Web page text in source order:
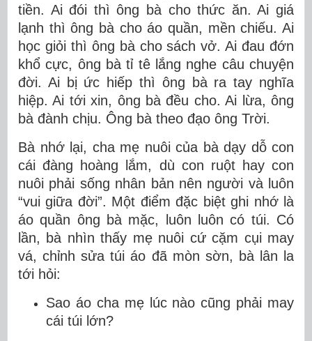
tiền. Ai đói thì ông bà cho thức ăn. Ai giá
lạnh thì ông bà cho áo quần, mền chiếu. Ai
học giỏi thì ông bà cho sách vở. Ai đau đớn
khổ cực, ông bà tỉ tê lắng nghe câu chuyện
đời. Ai bị ức hiếp thì ông bà ra tay nghĩa
hiệp. Ai tới xin, ông bà đều cho. Ai lừa, ông
bà đành chịu. Ông bà theo đạo ông Trời.
Bà nhớ lại, cha mẹ nuôi của bà dạy dỗ con
cái đàng hoàng lắm, dù con ruột hay con
nuôi phải sống nhân bản nên người và luôn
“vui giữa đời”. Một điểm đặc biệt ghi nhớ là
áo quần ông bà mặc, luôn luôn có túi. Có
lần, bà nhìn thấy mẹ nuôi cứ cặm cụi may
vá, chỉnh sửa túi áo đã mòn sờn, bà lân la
tới hỏi:
Sao áo cha mẹ lúc nào cũng phải may
cái túi lớn?